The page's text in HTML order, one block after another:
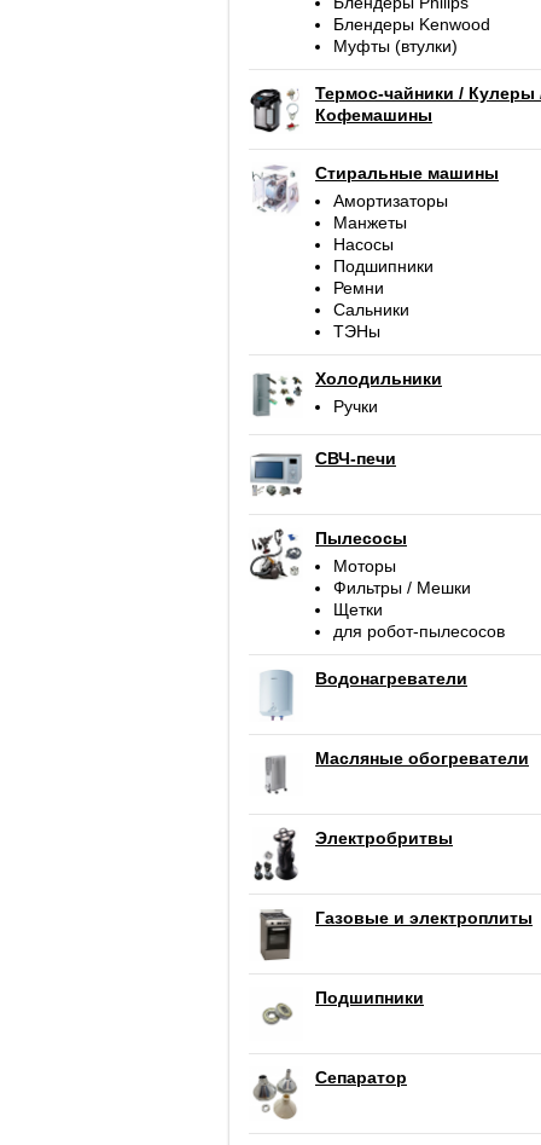
Блендеры Kenwood
Муфты (втулки)
Термос-чайники / Кулеры
Кофемашины
Стиральные машины
Амортизаторы
Манжеты
Насосы
Подшипники
Ремни
Сальники
ТЭНы
Холодильники
Ручки
СВЧ-печи
Пылесосы
Моторы
Фильтры / Мешки
Щетки
для робот-пылесосов
Водонагреватели
Масляные обогреватели
Электробритвы
Газовые и электроплиты
Подшипники
Сепаратор